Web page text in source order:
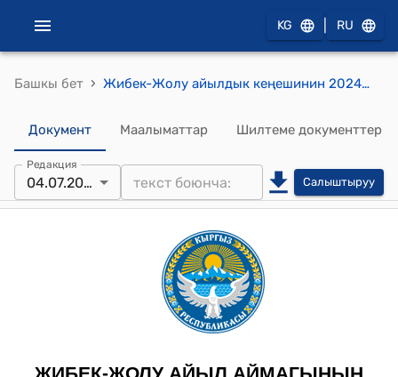
KG RU
Башкы бет › Жибек-Жолу айылдык кеңешинин 2024-жылдын 4-июлундагы №26 Күң-Элек айылындагы “Келечек үчүн билим берүү” долбоорунун алкагында ачылып жаткан кыска мөөнөттүү мектепке чейинки билим берүү мекемесине ат коюу жөнүндө токтому
Документ Маалыматтар Шилтеме документтер
Редакция
04.07.2024 Салыштыруу